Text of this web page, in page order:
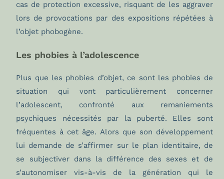
cas de protection excessive, risquant de les aggraver
lors de provocations par des expositions répétées à
l’objet phobogène.
Les phobies à l’adolescence
Plus que les phobies d’objet, ce sont les phobies de
situation qui vont particulièrement concerner
l’adolescent, confronté aux remaniements
psychiques nécessités par la puberté. Elles sont
fréquentes à cet âge. Alors que son développement
lui demande de s’affirmer sur le plan identitaire, de
se subjectiver dans la différence des sexes et de
s’autonomiser vis-à-vis de la génération qui le